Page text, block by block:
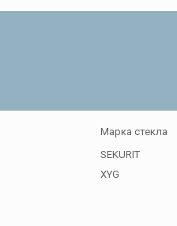
Марка стекла
SEKURIT
XYG